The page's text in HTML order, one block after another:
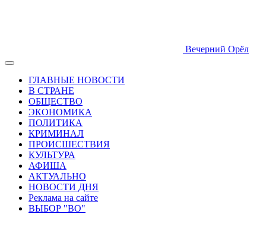
Вечерний Орёл
ГЛАВНЫЕ НОВОСТИ
В СТРАНЕ
ОБЩЕСТВО
ЭКОНОМИКА
ПОЛИТИКА
КРИМИНАЛ
ПРОИСШЕСТВИЯ
КУЛЬТУРА
АФИША
АКТУАЛЬНО
НОВОСТИ ДНЯ
Реклама на сайте
ВЫБОР "ВО"